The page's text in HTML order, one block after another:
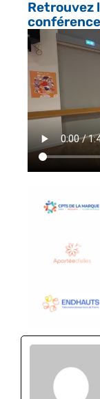
Retrouvez
conférence